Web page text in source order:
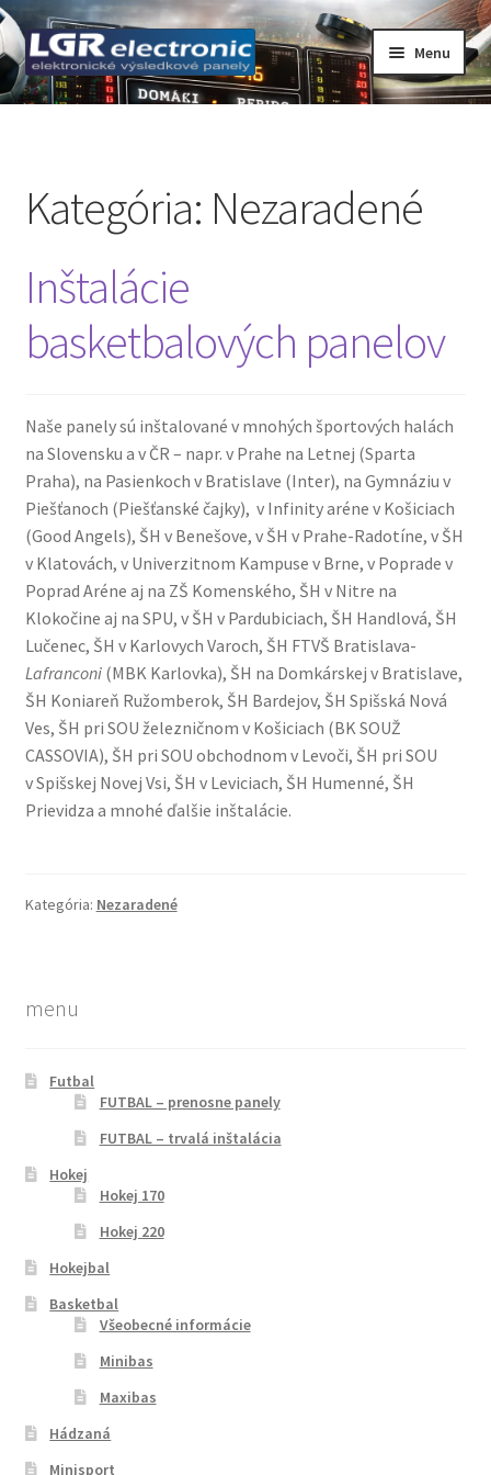
Preskočiť
na
navigáciu
Preskočiť
na
obsah
Menu
Domovská stránka
Blog
Časomiera – STOPKY
Cenníkové tabule
GDPR – ochrana osobných údajov
Futbal
Futbal – stacionárne časomiery
Futbal -prenosné časomiery
Hádzaná
Hodiny GPS
Hokej
Hokej 220
Kontakt
LGR SKI TUNING TOOLS
Malé panely
Maxibas
Minibas
Môj účet
Kategória: Nezaradené
Inštalácie
basketbalových panelov
Naše panely sú inštalované v mnohých športových halách
na Slovensku a v ČR – napr. v Prahe na Letnej (Sparta
Praha), na Pasienkoch v Bratislave (Inter), na Gymnáziu v
Piešťanoch (Piešťanské čajky), v Infinity aréne v Košiciach
(Good Angels), ŠH v Benešove, v ŠH v Prahe-Radotíne, v ŠH
v Klatovách, v Univerzitnom Kampuse v Brne, v Poprade v
Poprad Aréne aj na ZŠ Komenského, ŠH v Nitre na
Klokočine aj na SPU, v ŠH v Pardubiciach, ŠH Handlová, ŠH
Lučenec, ŠH v Karlovych Varoch, ŠH FTVŠ Bratislava-
Lafranconi(MBK Karlovka), ŠH na Domkárskej v Bratislave,
ŠH Koniareň Ružomberok, ŠH Bardejov, ŠH Spišská Nová
Ves, ŠH pri SOU železničnom v Košiciach (BK SOUŽ
CASSOVIA), ŠH pri SOU obchodnom v Levoči, ŠH pri SOU
v Spišskej Novej Vsi, ŠH v Leviciach, ŠH Humenné, ŠH
Prievidza a mnohé ďalšie inštalácie.
Kategória: Nezaradené
menu
Futbal
FUTBAL – prenosne panely
FUTBAL – trvalá inštalácia
Hokej
Hokej 170
Hokej 220
Hokejbal
Basketbal
Všeobecné informácie
Minibas
Maxibas
Hádzaná
Minisport